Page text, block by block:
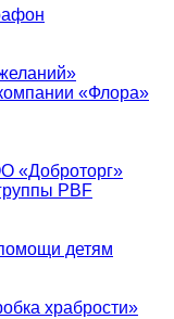
«Флора»
«Доброторг»
PBF
детям
храбрости»